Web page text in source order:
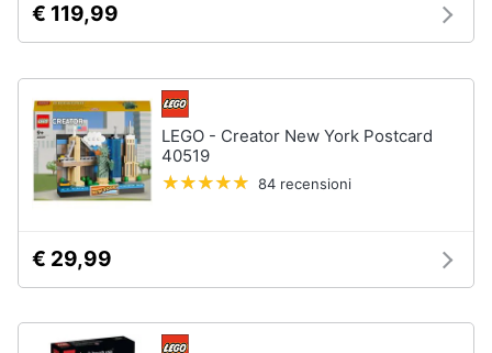
Arredo
Brico
e
Giardinaggio
igiene
Beauty
€ 119,99
LEGO - Creator New York Postcard
40519
84 recensioni
€ 29,99